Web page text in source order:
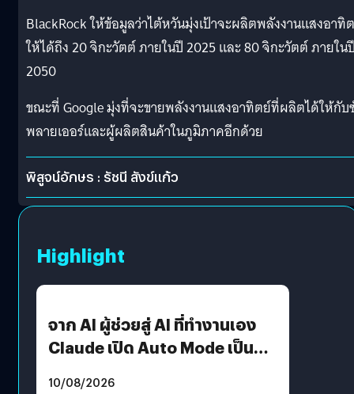
BlackRock ให้ข้อมูลว่าไต้หวันมุ่งเป้าจะผลิตพลังงานแสงอาทิ
ให้ได้ถึง 20 จิกะวัตต์ ภายในปี 2025 และ 80 จิกะวัตต์ ภายใน
2050
ขณะที่ Google มุ่งที่จะขายพลังงานแสงอาทิตย์ที่ผลิตได้ให้กั
พลายเออร์และผู้ผลิตสินค้าในภูมิภาคอีกด้วย
พิสูจน์อักษร : รัชนี สังข์แก้ว
Highlight
จาก AI ผู้ช่วยสู่ AI ที่ทำงานเอง
Claude เปิด Auto Mode เป็นค่า
10/08/2026